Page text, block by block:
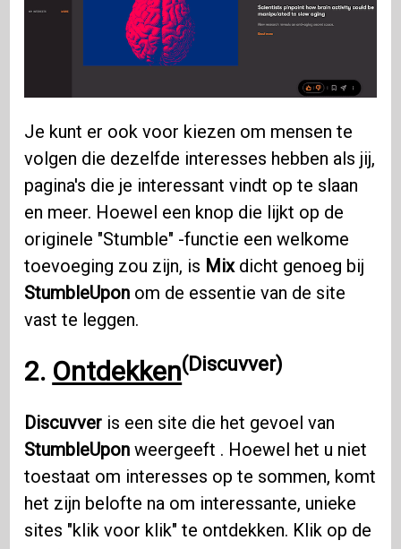
Je kunt er ook voor kiezen om mensen te
volgen die dezelfde interesses hebben als jij,
pagina's die je interessant vindt op te slaan
en meer. Hoewel een knop die lijkt op de
originele "Stumble" -functie een welkome
toevoeging zou zijn, is Mixdicht genoeg bij
StumbleUpon om de essentie van de site
vast te leggen.
2. Ontdekken(Discuvver)
Discuvver is een site die het gevoel van
StumbleUpon weergeeft . Hoewel het u niet
toestaat om interesses op te sommen, komt
het zijn belofte na om interessante, unieke
sites "klik voor klik" te ontdekken. Klik op de